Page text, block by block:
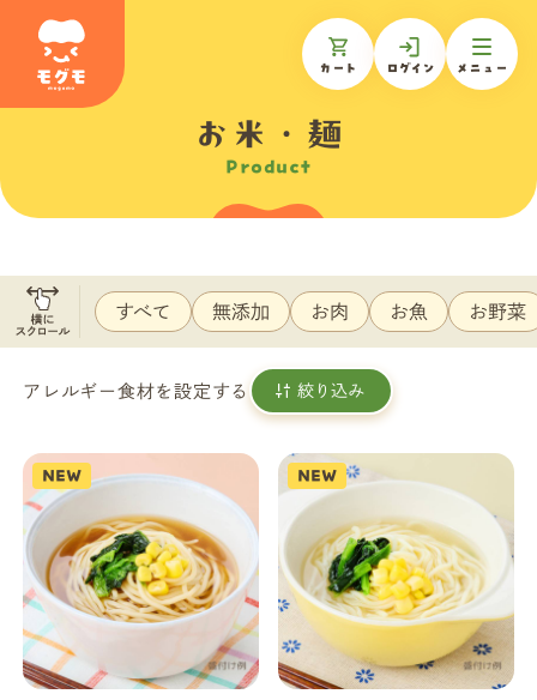
カート ログイン メニュー
ギフトを贈る
お客様の声
店舗一覧
法人・ビジネスの方へ
お米・麺
Product
すべて 無添加 お肉 お魚 お野菜
アレルギー食材を設定する 絞り込み
NEW NEW